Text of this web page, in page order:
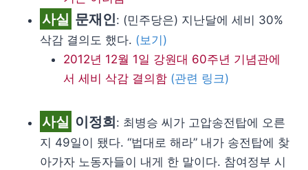
사실 문재인: (민주당은) 지난달에 세비 30%
삭감 결의도 했다. (보기)
2012년 12월 1일 강원대 60주년 기념관에
서 세비 삭감 결의함 (관련 링크)
사실 이정희: 최병승 씨가 고압송전탑에 오른
지 49일이 됐다. “법대로 해라” 내가 송전탑에 찾
아가자 노동자들이 내게 한 말이다. 참여정부 시